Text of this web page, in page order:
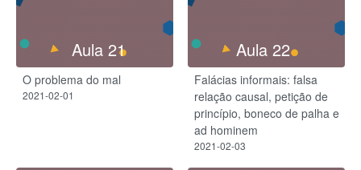
Aula 21
O problema do mal
2021-02-01
Aula 22
Falácias informais: falsa
relação causal, petição de
princípio, boneco de palha e
ad hominem
2021-02-03